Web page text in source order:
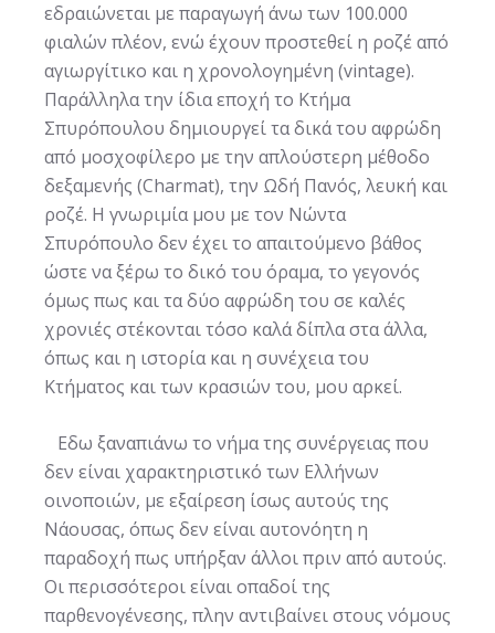
εδραιώνεται με παραγωγή άνω των 100.000
φιαλών πλέον, ενώ έχουν προστεθεί η ροζέ από
αγιωργίτικο και η χρονολογημένη (vintage).
Παράλληλα την ίδια εποχή το Κτήμα
Σπυρόπουλου δημιουργεί τα δικά του αφρώδη
από μοσχοφίλερο με την απλούστερη μέθοδο
δεξαμενής (Charmat), την Ωδή Πανός, λευκή και
ροζέ. Η γνωριμία μου με τον Νώντα
Σπυρόπουλο δεν έχει το απαιτούμενο βάθος
ώστε να ξέρω το δικό του όραμα, το γεγονός
όμως πως και τα δύο αφρώδη του σε καλές
χρονιές στέκονται τόσο καλά δίπλα στα άλλα,
όπως και η ιστορία και η συνέχεια του
Κτήματος και των κρασιών του, μου αρκεί.
Εδω ξαναπιάνω το νήμα της συνέργειας που
δεν είναι χαρακτηριστικό των Ελλήνων
οινοποιών, με εξαίρεση ίσως αυτούς της
Νάουσας, όπως δεν είναι αυτονόητη η
παραδοχή πως υπήρξαν άλλοι πριν από αυτούς.
Οι περισσότεροι είναι οπαδοί της
παρθενογένεσης, πλην αντιβαίνει στους νόμους